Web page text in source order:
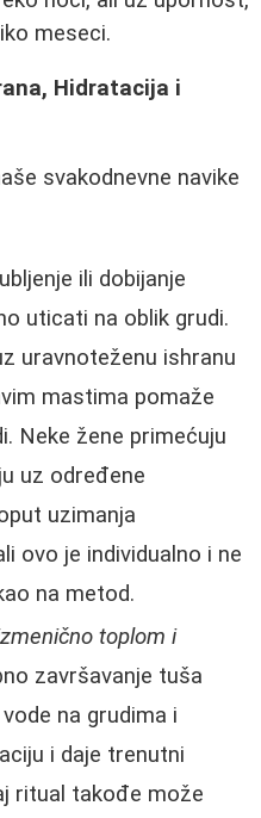
meseci.
Hidratacija i
svakodnevne navike
ili dobijanje
uticati na oblik grudi.
uravnoteženu ishranu
mastima pomaže
Neke žene primećuju
uz određene
uzimanja
ovo je individualno i ne
na metod.
toplom i
završavanje tuša
na grudima i
i daje trenutni
ritual takođe može